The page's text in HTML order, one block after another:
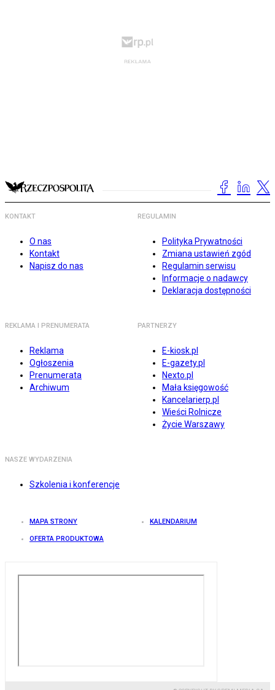
KONTAKT
O nas
Kontakt
Napisz do nas
REGULAMIN
Polityka Prywatności
Zmiana ustawień zgód
Regulamin serwisu
Informacje o nadawcy
Deklaracja dostępności
REKLAMA I PRENUMERATA
Reklama
Ogłoszenia
Prenumerata
Archiwum
PARTNERZY
E-kiosk.pl
E-gazety.pl
Nexto.pl
Mała księgowość
Kancelarierp.pl
Wieści Rolnicze
Życie Warszawy
NASZE WYDARZENIA
Szkolenia i konferencje
MAPA STRONY KALENDARIUM
OFERTA PRODUKTOWA